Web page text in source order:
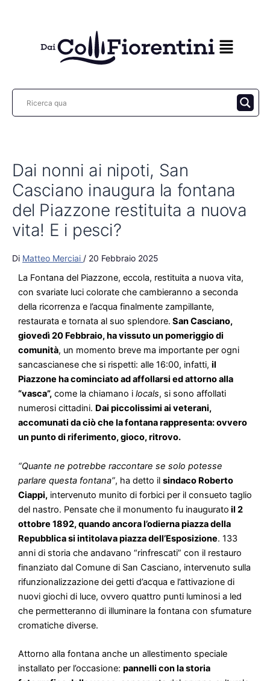
Dai nonni ai nipoti, San
Casciano inaugura la fontana
del Piazzone restituita a nuova
vita! E i pesci?
Di Matteo Merciai / 20 Febbraio 2025
La Fontana del Piazzone, eccola, restituita a nuova vita,
con svariate luci colorate che cambieranno a seconda
della ricorrenza e l’acqua finalmente zampillante,
restaurata e tornata al suo splendore. San Casciano,
giovedì 20 Febbraio, ha vissuto un pomeriggio di
comunità, un momento breve ma importante per ogni
sancascianese che si rispetti: alle 16:00, infatti, il
Piazzone ha cominciato ad affollarsi ed attorno alla
“vasca”, come la chiamano i locals, si sono affollati
numerosi cittadini. Dai piccolissimi ai veterani,
accomunati da ciò che la fontana rappresenta: ovvero
un punto di riferimento, gioco, ritrovo.
“Quante ne potrebbe raccontare se solo potesse
parlare questa fontana”, ha detto il sindaco Roberto
Ciappi, intervenuto munito di forbici per il consueto taglio
del nastro. Pensate che il monumento fu inaugurato il 2
ottobre 1892, quando ancora l’odierna piazza della
Repubblica si intitolava piazza dell’Esposizione. 133
anni di storia che andavano “rinfrescati” con il restauro
finanziato dal Comune di San Casciano, intervenuto sulla
rifunzionalizzazione dei getti d’acqua e l’attivazione di
nuovi giochi di luce, ovvero quattro punti luminosi a led
che permetteranno di illuminare la fontana con sfumature
cromatiche diverse.
Attorno alla fontana anche un allestimento speciale
installato per l’occasione: pannelli con la storia